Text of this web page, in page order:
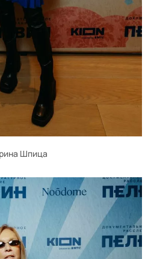
Шпица